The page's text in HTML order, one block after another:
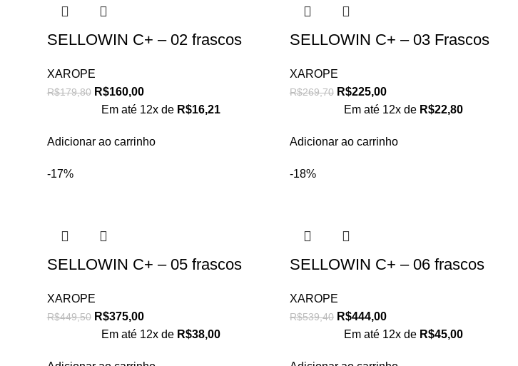
SELLOWIN C+ – 02 frascos
XAROPE
R$179,80 R$160,00
Em até 12x de R$16,21
Adicionar ao carrinho
SELLOWIN C+ – 03 Frascos
XAROPE
R$269,70 R$225,00
Em até 12x de R$22,80
Adicionar ao carrinho
-17%
SELLOWIN C+ – 05 frascos
XAROPE
R$449,50 R$375,00
Em até 12x de R$38,00
-18%
SELLOWIN C+ – 06 frascos
XAROPE
R$539,40 R$444,00
Em até 12x de R$45,00